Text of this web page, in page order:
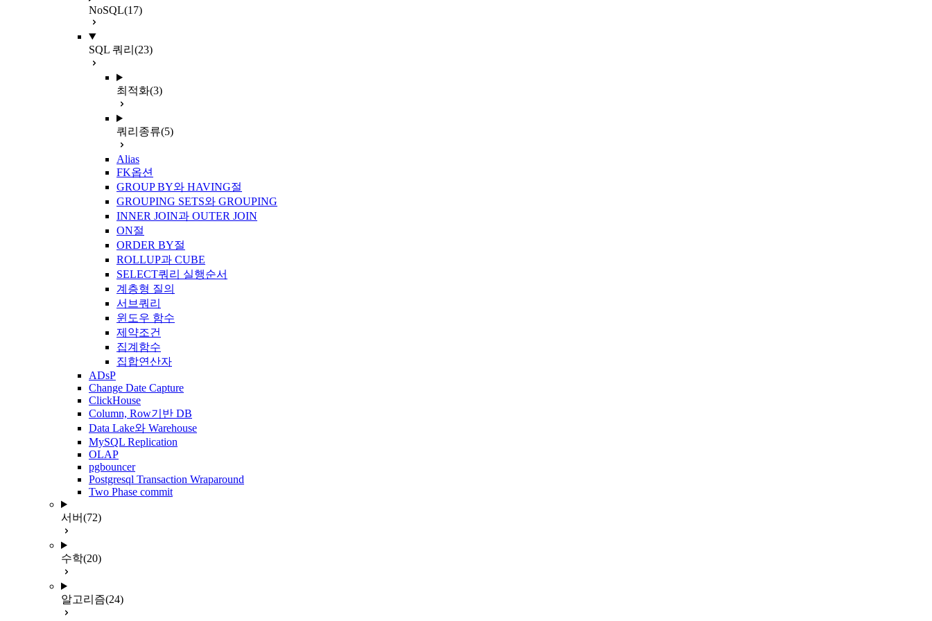
NoSQL(17)
SQL 쿼리 (23)
최적화(3)
쿼리종류(5)
Alias
FK옵션
GROUP BY와 HAVING절
GROUPING SETS와 GROUPING
INNER JOIN과 OUTER JOIN
ON절
ORDER BY절
ROLLUP과 CUBE
SELECT쿼리 실행순서
계층형 질의
서브쿼리
윈도우 함수
제약조건
집계함수
집합연산자
ADsP
Change Date Capture
ClickHouse
Column, Row기반 DB
Data Lake와 Warehouse
MySQL Replication
OLAP
pgbouncer
Postgresql Transaction Wraparound
Two Phase commit
서버(72)
수학(20)
알고리즘(24)